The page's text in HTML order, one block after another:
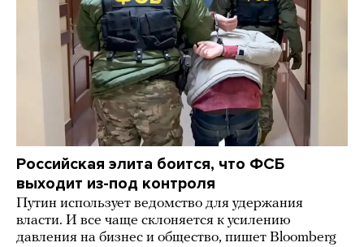
Российская элита боится, что ФСБ
выходит из-под контроля
Путин использует ведомство для удержания
власти. И все чаще склоняется к усилению
давления на бизнес и общество, пишет Bloomberg